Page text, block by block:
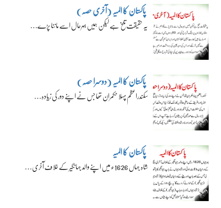
پاکستان کا المیہ (آخری حصہ)
یہ حقیقت تلخ ہے لیکن ہمیں بہرحال اسے ماننا پڑے…
پاکستان کا المیہ (دوسرا حصہ)
سکندراعظم پہلا حکمران تھا جس نے اپنے دور کی زیادہ…
پاکستان کا المیہ
شاہ جہاں 1626ء میں اپنے والد جہانگیر کے خلاف آخری…